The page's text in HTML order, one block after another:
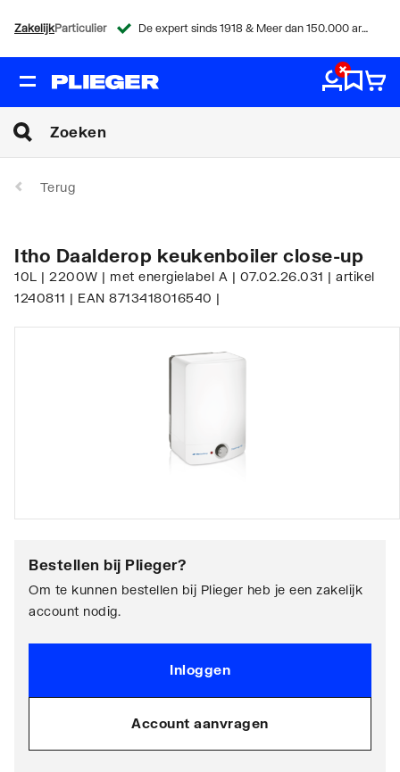
ZakelijkParticulier De expert sinds 1918 & Meer dan 150.000 artikelen
Terug
Itho Daalderop keukenboiler close-up
10L | 2200W | met energielabel A | 07.02.26.031 | artikel
1240811 | EAN 8713418016540 |
Bestellen bij Plieger?
Om te kunnen bestellen bij Plieger heb je een zakelijk
account nodig.
Inloggen
Account aanvragen